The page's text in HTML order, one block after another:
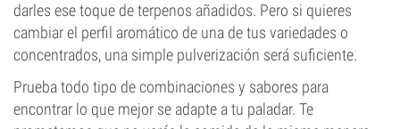
darles ese toque de terpenos añadidos. Pero si quieres
cambiar el perfil aromático de una de tus variedades o
concentrados, una simple pulverización será suficiente.
Prueba todo tipo de combinaciones y sabores para
encontrar lo que mejor se adapte a tu paladar. Te